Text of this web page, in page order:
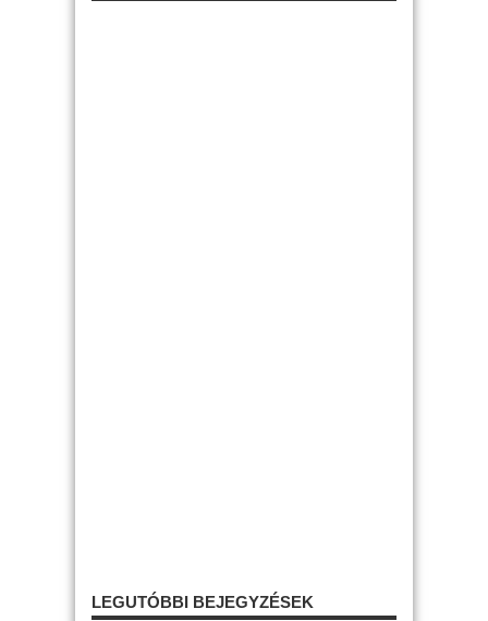
LEGUTÓBBI BEJEGYZÉSEK